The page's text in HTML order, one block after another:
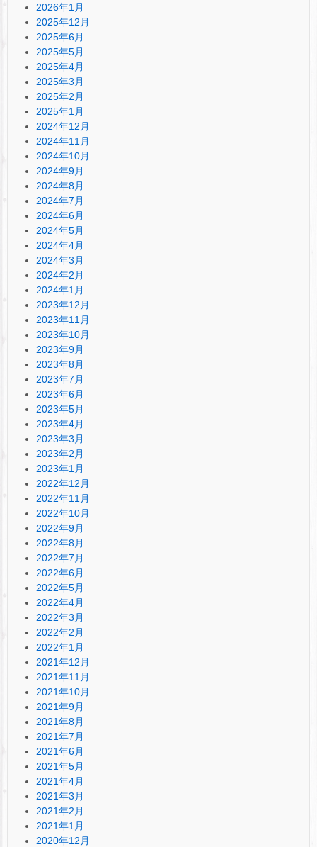
2026年1月
2025年12月
2025年6月
2025年5月
2025年4月
2025年3月
2025年2月
2025年1月
2024年12月
2024年11月
2024年10月
2024年9月
2024年8月
2024年7月
2024年6月
2024年5月
2024年4月
2024年3月
2024年2月
2024年1月
2023年12月
2023年11月
2023年10月
2023年9月
2023年8月
2023年7月
2023年6月
2023年5月
2023年4月
2023年3月
2023年2月
2023年1月
2022年12月
2022年11月
2022年10月
2022年9月
2022年8月
2022年7月
2022年6月
2022年5月
2022年4月
2022年3月
2022年2月
2022年1月
2021年12月
2021年11月
2021年10月
2021年9月
2021年8月
2021年7月
2021年6月
2021年5月
2021年4月
2021年3月
2021年2月
2021年1月
2020年12月